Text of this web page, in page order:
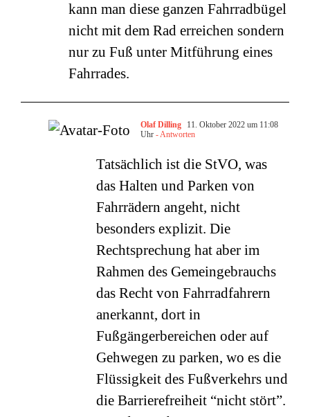
kann man diese ganzen Fahrradbügel
nicht mit dem Rad erreichen sondern
nur zu Fuß unter Mitführung eines
Fahrrades.
Olaf Dilling
11. Oktober 2022 um 11:08
Uhr - Antworten
Tatsächlich ist die StVO, was
das Halten und Parken von
Fahrrädern angeht, nicht
besonders explizit. Die
Rechtsprechung hat aber im
Rahmen des Gemeingebrauchs
das Recht von Fahrradfahrern
anerkannt, dort in
Fußgängerbereichen oder auf
Gehwegen zu parken, wo es die
Flüssigkeit des Fußverkehrs und
die Barrierefreiheit “nicht stört”.